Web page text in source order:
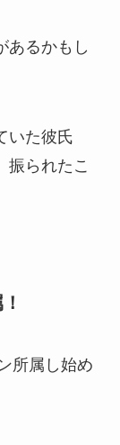
あるかもし
いた彼氏
振られたこ
所属し始め